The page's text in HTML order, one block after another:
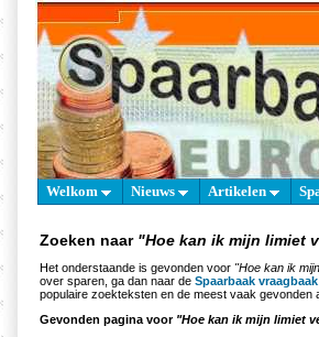
Welkom Nieuws Artikelen
Zoeken naar "Hoe kan ik mijn limiet
Het onderstaande is gevonden voor "Hoe kan ik
over sparen, ga dan naar de Spaarbaak vraagbaak
populaire zoekteksten en de meest vaak gevonden
Gevonden pagina voor "Hoe kan ik mijn limiet